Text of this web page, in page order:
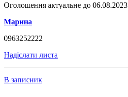
Оголошення актуальне до 06.08.2023
Марина
0963252222
Надіслати листа
В записник